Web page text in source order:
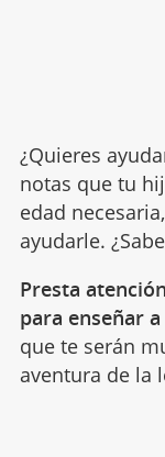
¿Quieres
notas que tu
edad
ayudarle.
Presta
para enseñar
que te serán
aventura de la